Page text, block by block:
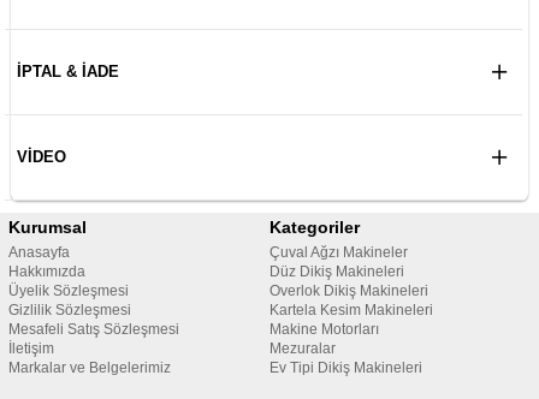
İPTAL & İADE
VIDEO
Kurumsal
Anasayfa
Hakkımızda
Üyelik Sözleşmesi
Gizlilik Sözleşmesi
Mesafeli Satış Sözleşmesi
İletişim
Markalar ve Belgelerimiz
Kategoriler
Çuval Ağzı Makineler
Düz Dikiş Makineleri
Overlok Dikiş Makineleri
Kartela Kesim Makineleri
Makine Motorları
Mezuralar
Ev Tipi Dikiş Makineleri